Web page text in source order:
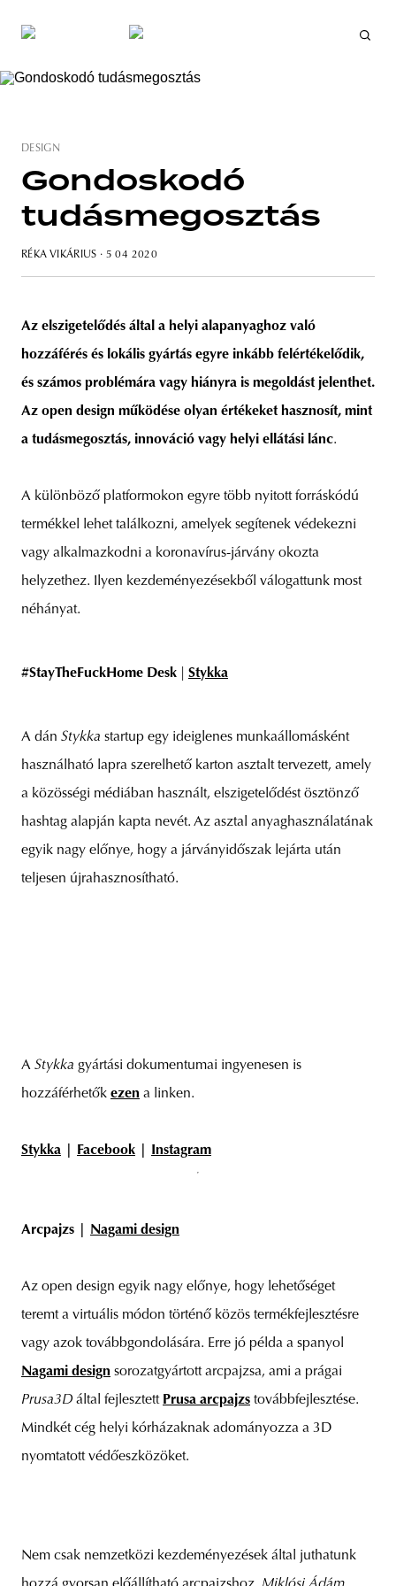
budapest poland branding
DESIGN
Gondoskodó
tudásmegosztás
RÉKA VIKÁRIUS · 5 04 2020
Az elszigetelődés által a helyi alapanyaghoz való
hozzáférés és lokális gyártás egyre inkább felértékelődik,
és számos problémára vagy hiányra is megoldást jelenthet.
Az open design működése olyan értékeket hasznosít, mint
a tudásmegosztás, innováció vagy helyi ellátási lánc.
A különböző platformokon egyre több nyitott forráskódú
termékkel lehet találkozni, amelyek segítenek védekezni
vagy alkalmazkodni a koronavírus-járvány okozta
helyzethez. Ilyen kezdeményezésekből válogattunk most
néhányat.
#StayTheFuckHome Desk Stykka
A dán Stykka startup egy ideiglenes munkaállomásként
használható lapra szerelhető karton asztalt tervezett, amely
a közösségi médiában használt, elszigetelődést ösztönző
hashtag alapján kapta nevét. Az asztal anyaghasználatának
egyik nagy előnye, hogy a járványidőszak lejárta után
teljesen újrahasznosítható.
A Stykka gyártási dokumentumai ingyenesen is
hozzáférhetők ezen a linken.
Stykka Facebook Instagram
Arcpajzs | Nagami design
Az open design egyik nagy előnye, hogy lehetőséget
teremt a virtuális módon történő közös termékfejlesztésre
vagy azok továbbgondolására. Erre jó példa a spanyol
Nagami design sorozatgyártott arcpajzsa, ami a prágai
Prusa3D által fejlesztett Prusa arcpajzs továbbfejlesztése.
Mindkét cég helyi kórházaknak adományozza a 3D
nyomtatott védőeszközöket.
Nem csak nemzetközi kezdeményezések által juthatunk